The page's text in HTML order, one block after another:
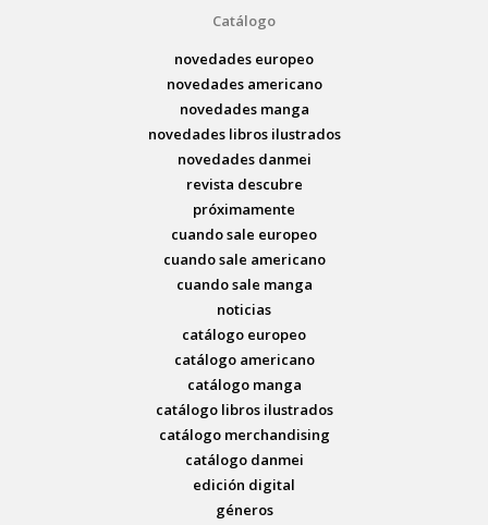
Catálogo
novedades europeo
novedades americano
novedades manga
novedades libros ilustrados
novedades danmei
revista descubre
próximamente
cuando sale europeo
cuando sale americano
cuando sale manga
noticias
catálogo europeo
catálogo americano
catálogo manga
catálogo libros ilustrados
catálogo merchandising
catálogo danmei
edición digital
géneros